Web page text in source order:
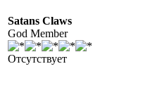
Satans Claws
God Member
Отсутствует